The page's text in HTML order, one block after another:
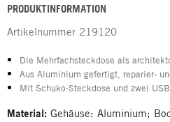
PRODUKTINFORMATION
Artikelnummer 219120
Die Mehrfachsteckdose als
Aus Aluminium gefertigt, reparier-
Mit Schuko-Steckdose und zwei
Material: Gehäuse: Aluminium;